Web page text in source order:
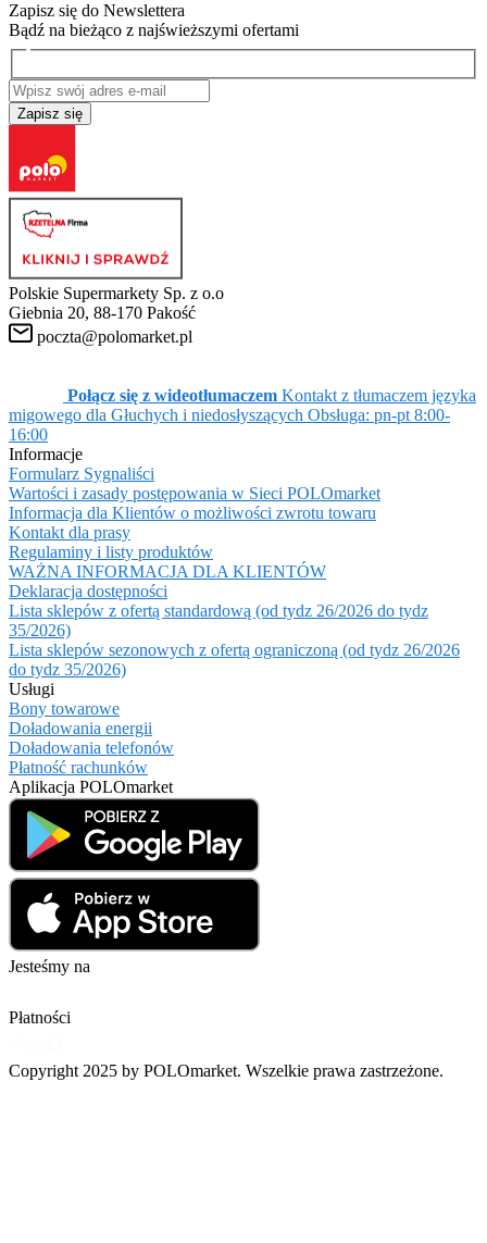
Zapisz się do Newslettera
Bądź na bieżąco z najświeższymi ofertami
Zapisz się
Polskie Supermarkety Sp. z o.o
Giebnia 20, 88-170 Pakość
poczta@polomarket.pl
Połącz się z wideotłumaczem Kontakt z tłumaczem języka
migowego dla Głuchych i niedosłyszących Obsługa: pn-pt 8:00-
16:00
Informacje
Formularz Sygnaliści
Wartości i zasady postępowania w Sieci POLOmarket
Informacja dla Klientów o możliwości zwrotu towaru
Kontakt dla prasy
Regulaminy i listy produktów
WAŻNA INFORMACJA DLA KLIENTÓW
Deklaracja dostępności
Lista sklepów z ofertą standardową (od tydz 26/2026 do tydz
35/2026)
Lista sklepów sezonowych z ofertą ograniczoną (od tydz 26/2026
do tydz 35/2026)
Usługi
Bony towarowe
Doładowania energii
Doładowania telefonów
Płatność rachunków
Aplikacja POLOmarket
Jesteśmy na
Płatności
Copyright 2025 by POLOmarket. Wszelkie prawa zastrzeżone.